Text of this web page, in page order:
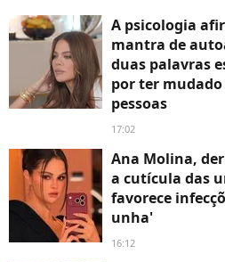
A psicologia
mantra de
duas palavras
por ter
pessoas
17:02
Ana Molina,
a cutícula das
favorece
unha'
16:12